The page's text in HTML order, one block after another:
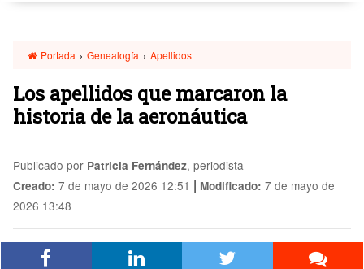
Portada › Genealogía › Apellidos
Los apellidos que marcaron la
historia de la aeronáutica
Publicado por Patricia Fernández, periodista
Creado: 7 de mayo de 2026 12:51 | Modificado: 7 de mayo de
2026 13:48